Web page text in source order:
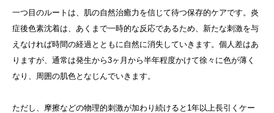
一つ目のルートは、肌の自然治癒力を信じて待つ保存的ケアです。炎
症後色素沈着は、あくまで一時的な反応であるため、新たな刺激を与
えなければ時間の経過とともに自然に消失していきます。個人差はあ
りますが、通常は発生から3ヶ月から半年程度かけて徐々に色が薄く
なり、周囲の肌色となじんでいきます。
ただし、摩擦などの物理的刺激が加わり続けると1年以上長引くケー